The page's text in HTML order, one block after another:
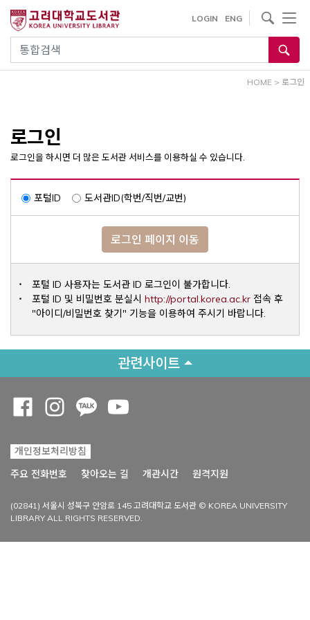
건
통합검색
LOGIN ENG
사이트내 검색
HOME > 로그인
로그인
로그인을 하시면 더 많은 도서관 서비스를 이용하실 수 있습니다.
포털ID 도서관ID(학번/직번/교번)
로그인 페이지 이동
포털 ID 사용자는 도서관 ID 로그인이 불가합니다.
포털 ID 및 비밀번호 분실시 http://portal.korea.ac.krOpens a
접속 후
"아이디/비밀번호 찾기" 기능을 이용하여 주시기 바랍니다.
관련사이트
개인정보처리방침
주요 전화번호
찾아오는 길 개관시간 원격지원
(02841) 서울시 성북구 안암로 145 고려대학교 도서관 © KOREA UNIVERSITY
LIBRARY ALL RIGHTS RESERVED.
Opens a new window
Opens a new window
Opens a new window